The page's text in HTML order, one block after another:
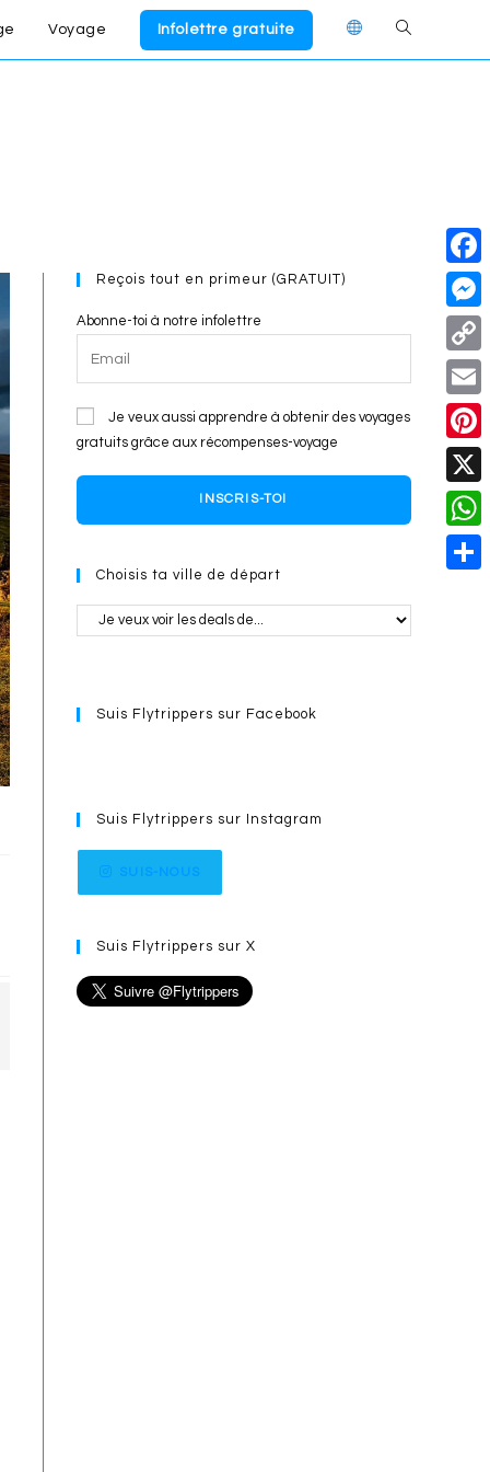
Voyage Infolettre gratuite Toggle
Reçois tout en primeur (GRATUIT)
Abonne-toi à notre infolettre
Je veux aussi apprendre à obtenir des voyages
gratuits grâce aux récompenses-voyage
INSCRIS-TOI
Choisis ta ville de départ
Suis Flytrippers sur Facebook
Suis Flytrippers sur Instagram
Suis Flytrippers sur X
F
a
c
e
b
o
o
k
M
e
s
s
e
n
g
e
C
o
p
y
L
i
E
m
a
P
i
n
X
W